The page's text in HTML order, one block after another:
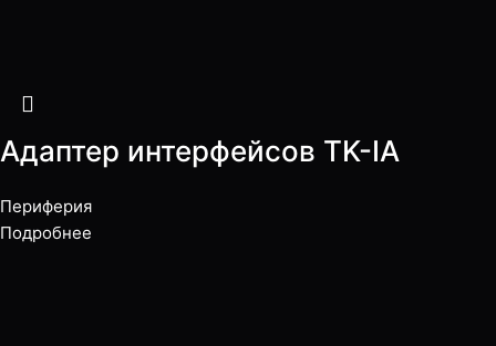
Адаптер интерфейсов TK-IA
Периферия
Подробнее